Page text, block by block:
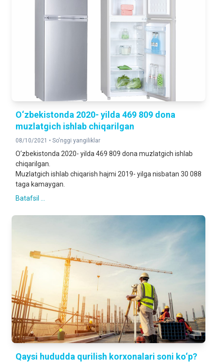
O‘zbekistonda 2020- yilda 469 809 dona
muzlatgich ishlab chiqarilgan
08/10/2021 • So'nggi yangiliklar
O‘zbekistonda 2020- yilda 469 809 dona muzlatgich ishlab
chiqarilgan.
Muzlatgich ishlab chiqarish hajmi 2019- yilga nisbatan 30 088
taga kamaygan.
Batafsil ...
Qaysi hududda qurilish korxonalari soni ko‘p?